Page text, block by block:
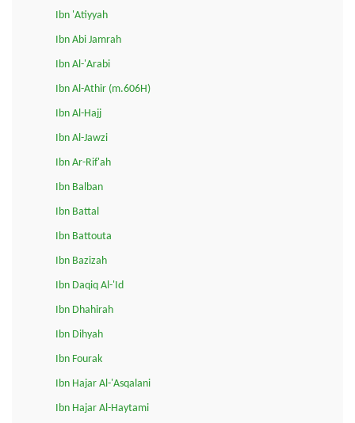
Ibn 'Atiyyah
Ibn Abi Jamrah
Ibn Al-'Arabi
Ibn Al-Athir (m.606H)
Ibn Al-Hajj
Ibn Al-Jawzi
Ibn Ar-Rif'ah
Ibn Balban
Ibn Battal
Ibn Battouta
Ibn Bazizah
Ibn Daqiq Al-'Id
Ibn Dhahirah
Ibn Dihyah
Ibn Fourak
Ibn Hajar Al-'Asqalani
Ibn Hajar Al-Haytami